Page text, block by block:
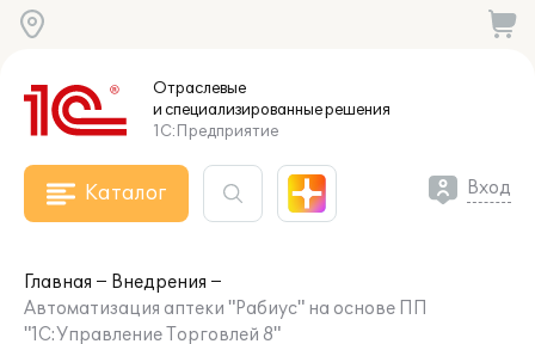
Отраслевые
и специализированныерешения
1С:Предприятие
Каталог Вход
Главная
Внедрения
Автоматизация аптеки "Рабиус" на основе ПП
"1С:Управление Торговлей 8"